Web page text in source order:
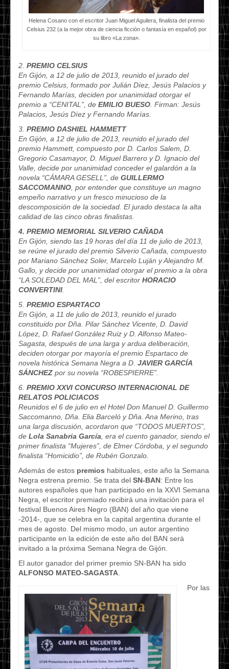
Helena Cosano con el escritor Juan Miguel Aguilera, finalista del premio
Celsius 232 (a la mejor obra de ciencia ficción o fantasía en español) por
su libro «La zona».
2. PREMIO CELSIUS
En Gijón, a 12 de julio de 2013, reunido el jurado del
premio Celsius, formado por Julián Díez, Jesús Palacios y
Fernando Marías, deciden por unanimidad otorgar el
premio a “CENITAL”, de EMILIO BUESO . Firman: Jesús
Palacios, Jesús Díez y Fernando Marías.
3. PREMIO DASHIEL HAMMETT
En Gijón, a 12 de julio de 2013, reunido el jurado del
premio Hammett, compuesto por D. Carlos Salem, D.
Gregorio Casamayor, D. Miguel Barrero y D. Ignacio del
Valle, decide por unanimidad conceder el galardón a la
novela “CÁMARA GESELL”, de GUILLERMO
SACCOMANNO , por entender que constituye un magno
empeño narrativo y un fresco minucioso de la
descomposición de la sociedad. El jurado destaca la alta
calidad de las cinco obras finalistas.
4. PREMIO MEMORIAL SILVERIO CAÑADA
En Gijón, siendo las 19 horas del día 11 de julio de 2013,
se reúne el jurado del premio Silverio Cañada, compuesto
por Mariano Sánchez Soler, Marcelo Luján y Alejandro M.
Gallo, y decide por unanimidad otorgar el premio a la obra
“LA SOLEDAD DEL MAL”, del escritor HORACIO
CONVERTINI
5. PREMIO ESPARTACO
En Gijón, a 11 de julio de 2013, reunido el jurado
constituido por Dña. Pilar Sánchez Vicente, D. David
López, D. Rafael González Ruiz y D. Alfonso Mateo-
Sagasta, después de una larga y ardua deliberación,
deciden otorgar por mayoría el premio Espartaco de
novela histórica Semana Negra a D. JAVIER GARCÍA
SÁNCHEZ por su novela “ROBESPIERRE”.
6. PREMIO XXVI CONCURSO INTERNACIONAL DE
RELATOS POLICIACOS
Reunidos el 6 de julio en el Hotel Don Manuel D. Guillermo
Saccomanno, Dña. Elia Barceló y Dña. Ana Merino, tras
una larga discusión, acordaron que “TODOS MUERTOS”,
de Lola Sanabria García , era el cuento ganador, siendo el
primer finalista “Mujeres”, de Elmer Córdoba, y el segundo
finalista “Homicidio”, de Rubén Gonzalo.
Además de estos premios habituales, este año la Semana
Negra estrena premio. Se trata del SN-BAN: Entre los
autores españoles que han participado en la XXVI Semana
Negra, el escritor premiado recibirá una invitación para el
festival Buenos Aires Negro (BAN) del año que viene
-2014-, que se celebra en la capital argentina durante el
mes de agosto. Del mismo modo, un autor argentino
participante en la edición de este año del BAN será
invitado a la próxima Semana Negra de Gijón.
El autor ganador del primer premio SN-BAN ha sido
ALFONSO MATEO-SAGASTA
Por las